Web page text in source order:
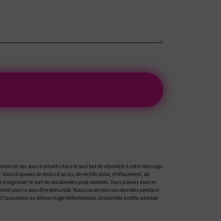
et ses sous-traitants dans le seul but de répondre à votre message.
disposez de droits d’accès, de rectification, d’effacement, de
le sort de vos données post-mortem. Vous pouvez exercer
pourra vous être demandé. Nous conservons vos données pendant
au démarchage téléphonique, disponible à cette adresse: